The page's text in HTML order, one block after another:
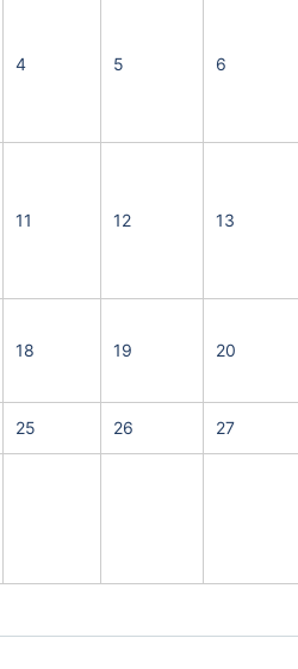
4 5 6
11 12 13
18 19 20
25 26 27